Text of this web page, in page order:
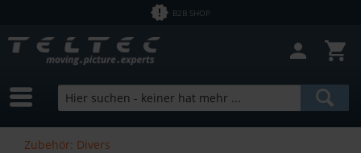
B2B SHOP
Zubehör: Divers